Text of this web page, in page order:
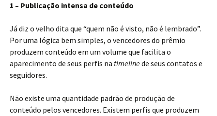
1 – Publicação intensa de conteúdo
Já diz o velho dita que “quem não é visto, não é lembrado”.
Por uma lógica bem simples, o vencedores do prêmio
produzem conteúdo em um volume que facilita o
aparecimento de seus perfis na timelinede seus contatos e
seguidores.
Não existe uma quantidade padrão de produção de
conteúdo pelos vencedores. Existem perfis que produzem